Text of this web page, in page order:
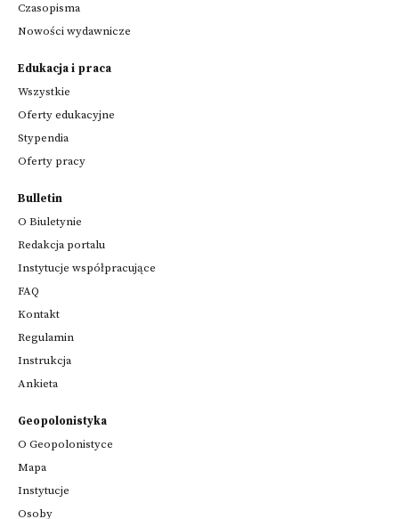
Czasopisma
Nowości wydawnicze
Edukacja i praca
Wszystkie
Oferty edukacyjne
Stypendia
Oferty pracy
Bulletin
O Biuletynie
Redakcja portalu
Instytucje współpracujące
FAQ
Kontakt
Regulamin
Instrukcja
Ankieta
Geopolonistyka
O Geopolonistyce
Mapa
Instytucje
Osoby